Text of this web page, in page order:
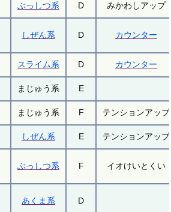
ぶっしつ系 D みかわしアップ
しぜん系 D カウンター
スライム系 D カウンター
まじゅう系 E
まじゅう系 F テンションアップ
しぜん系 E テンションアップ
ぶっしつ系 F イオけいとくい
あくま系 D